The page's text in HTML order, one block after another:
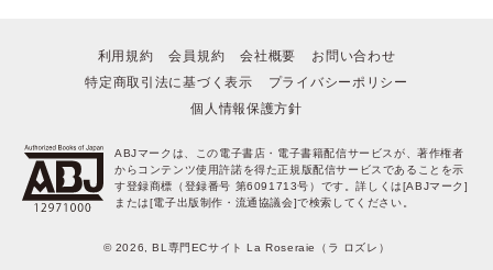
利用規約 会員規約 会社概要
お問い合わせ
特定商取引法に基づく表示
プライバシーポリシー
個人情報保護方針
ABJマークは、この電子書店・電子書籍配信サービスが、著作権者
からコンテンツ使用許諾を得た正規版配信サービスであることを示
す登録商標（登録番号 第6091713号）です。詳しくは[ABJマーク]
または[電子出版制作・流通協議会]で検索してください。
© 2026, BL専門ECサイト La Roseraie（ラ ロズレ）